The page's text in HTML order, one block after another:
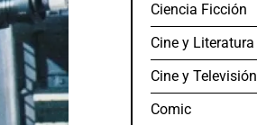
Ciencia Ficción
Cine y Literatura
Cine y Televisión
Comic